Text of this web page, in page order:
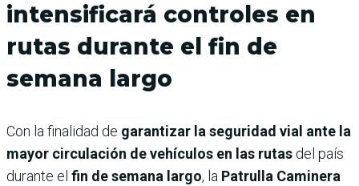
intensificará controles en
rutas durante el fin de
semana largo
Con la finalidad de garantizar la seguridad vial ante la
mayor circulación de vehículos en las rutas del país
durante el fin de semana largo, la Patrulla Caminera